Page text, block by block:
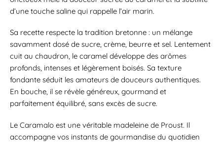
d’une touche saline qui rappelle l’air marin.
Sa recette respecte la tradition bretonne : un mélange
savamment dosé de sucre, crème, beurre et sel. Lentement
cuit au chaudron, le caramel développe des arômes
profonds, intenses et légèrement boisés. Sa texture
fondante séduit les amateurs de douceurs authentiques.
En bouche, il se révèle généreux, gourmand et
parfaitement équilibré, sans excès de sucre.
Le Caramalo est une véritable madeleine de Proust. Il
accompagne vos instants de gourmandise du quotidien